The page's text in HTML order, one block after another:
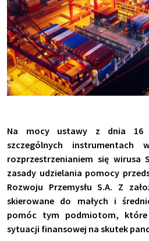
Na mocy ustawy z dnia 16
szczególnych
rozprzestrzenianiem się wirusa
zasady udzielania pomocy
Rozwoju Przemysłu S.A. Z
skierowane do małych i
pomóc tym podmiotom,
sytuacji finansowej na skutek